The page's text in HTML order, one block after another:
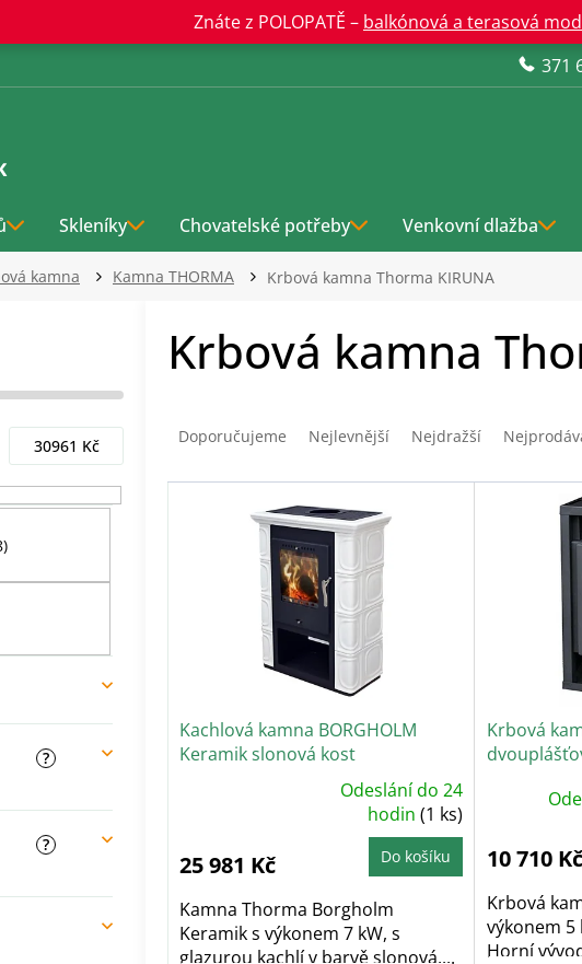
Znáte z POLOPATĚ – balkónová a terasová
371
Skleníky Chovatelské potřeby Venkovní dlažba
kamna Kamna THORMA Krbová kamna Thorma KIRUNA
30961 Kč
?
?
Krbová kamna
e
Doporučujeme Nejlevnější Nejdražší
Kachlová kamna BORGHOLM
Keramik slonová kost
5,0
z
5
Odeslání do 24
hodin(1 ks)
25 981 Kč Do košíku
Kamna Thorma Borgholm
Keramik s výkonem 7 kW, s
glazurou kachlí v barvě slonová....
Krbová
10 710 Kč
Krbová
výkonem 5
Horní